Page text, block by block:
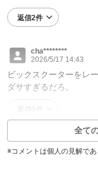
返信2件
cha********
2026/5/17 14:43
ビックスクーターをレ
ダサすぎるだろ。
全て
※コメントは個人の見解で